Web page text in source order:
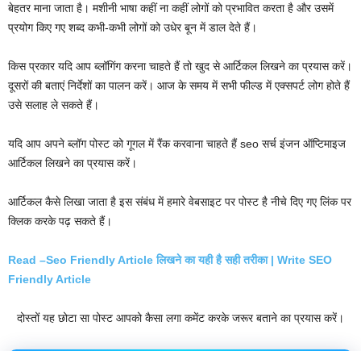
बेहतर माना जाता है। मशीनी भाषा कहीं ना कहीं लोगों को प्रभावित करता है और उसमें
प्रयोग किए गए शब्द कभी-कभी लोगों को उधेर बून में डाल देते हैं।
किस प्रकार यदि आप ब्लॉगिंग करना चाहते हैं तो खुद से आर्टिकल लिखने का प्रयास करें।
दूसरों की बताएं निर्देशों का पालन करें। आज के समय में सभी फील्ड में एक्सपर्ट लोग होते हैं
उसे सलाह ले सकते हैं।
यदि आप अपने ब्लॉग पोस्ट को गूगल में रैंक करवाना चाहते हैं seo सर्च इंजन ऑप्टिमाइज
आर्टिकल लिखने का प्रयास करें।
आर्टिकल कैसे लिखा जाता है इस संबंध में हमारे वेबसाइट पर पोस्ट है नीचे दिए गए लिंक पर
क्लिक करके पढ़ सकते हैं।
Read –Seo Friendly Article लिखने का यही है सही तरीका | Write SEO
Friendly Article
दोस्तों यह छोटा सा पोस्ट आपको कैसा लगा कमेंट करके जरूर बताने का प्रयास करें।